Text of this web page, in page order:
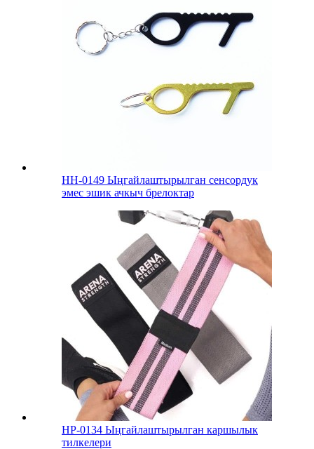
HH-0149 Ыңгайлаштырылган сенсордук
эмес эшик ачкыч брелоктар
HP-0134 Ыңгайлаштырылган каршылык
тилкелери